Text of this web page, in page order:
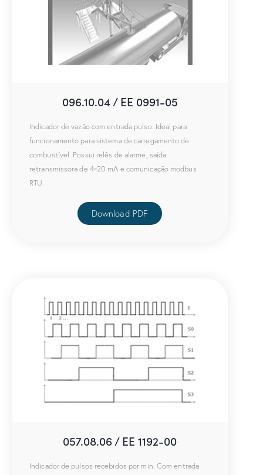
096.10.04 / EE 0991-05
Indicador de vazão com entrada pulso. Ideal para
funcionamento para sistema de carregamento de
combustível. Possui relês de alarme, saída
retransmissora de 4~20 mA e comunicação modbus
RTU.
Download PDF
057.08.06 / EE 1192-00
Indicador de pulsos recebidos por min. Com entrada